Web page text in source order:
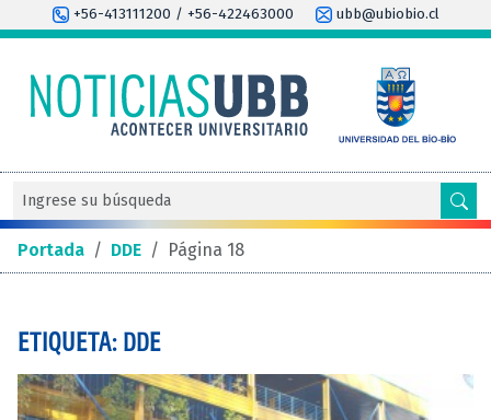
+56-413111200 / +56-422463000 ubb@ubiobio.cl
Portada / DDE / Página 18
ETIQUETA: DDE